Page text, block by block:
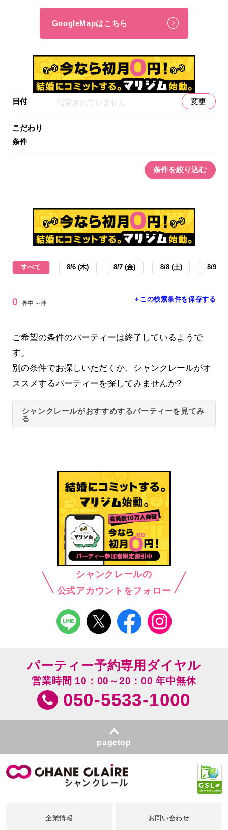
GoogleMapはこちら
日付 指定されていません 変更
こだわり
条件
条件を絞り込む
すべて 8/6 (木) 8/7 (金) 8/8 (土) 8/9 (日
0 件中 ～件 ＋この検索条件を保存する
ご希望の条件のパーティーは終了しているようで
す。
別の条件でお探しいただくか、シャンクレールがオ
ススメするパーティーを探してみませんか?
シャンクレールがおすすめするパーティーを見てみ
る
シャンクレールの
公式アカウントをフォロー
パーティー予約専用ダイヤル
営業時間 10：00～20：00 年中無休
050-5533-1000
pagetop
企業情報 お問い合わせ